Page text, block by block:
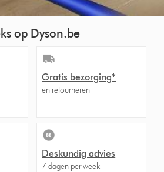
op Dyson.be
Gratis bezorging*
en retourneren
Deskundig advies
7 dagen per week